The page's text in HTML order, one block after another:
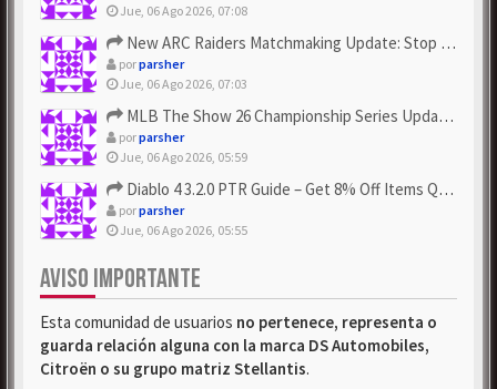
Jue, 06 Ago 2026, 07:08
New ARC Raiders Matchmaking Update: Stop Failed - Grab Bluep...
porparsher
Jue, 06 Ago 2026, 07:03
MLB The Show 26 Championship Series Update! Get Cheap & ...
porparsher
Jue, 06 Ago 2026, 05:59
Diablo 4 3.2.0 PTR Guide – Get 8% Off Items Quickly to Test ...
porparsher
Jue, 06 Ago 2026, 05:55
AVISO IMPORTANTE
Esta comunidad de usuarios no pertenece, representa o
guarda relación alguna con la marca DS Automobiles,
Citroën o su grupo matriz Stellantis.